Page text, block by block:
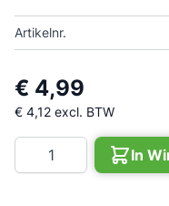
Artikelnr.
€ 4,99
€ 4,12 excl. BTW
Aantal
In